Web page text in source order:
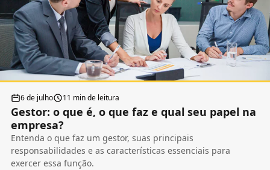
6 de julho 11 min de leitura
Gestor: o que é, o que faz e qual seu papel na
empresa?
Entenda o que faz um gestor, suas principais
responsabilidades e as características essenciais para
exercer essa função.